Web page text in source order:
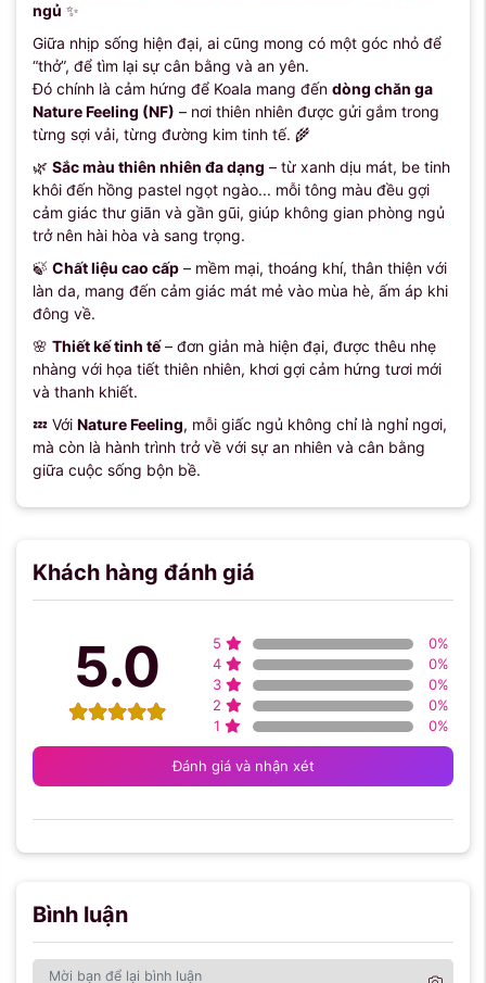
ngủ ✨
Giữa nhịp sống hiện đại, ai cũng mong có một góc nhỏ để
“thở”, để tìm lại sự cân bằng và an yên.
Đó chính là cảm hứng để Koala mang đến dòng chăn ga
Nature Feeling (NF) – nơi thiên nhiên được gửi gắm trong
từng sợi vải, từng đường kim tinh tế. 🌾
🌿 Sắc màu thiên nhiên đa dạng – từ xanh dịu mát, be tinh
khôi đến hồng pastel ngọt ngào... mỗi tông màu đều gợi
cảm giác thư giãn và gần gũi, giúp không gian phòng ngủ
trở nên hài hòa và sang trọng.
🍃 Chất liệu cao cấp – mềm mại, thoáng khí, thân thiện với
làn da, mang đến cảm giác mát mẻ vào mùa hè, ấm áp khi
đông về.
🌸 Thiết kế tinh tế– đơn giản mà hiện đại, được thêu nhẹ
nhàng với họa tiết thiên nhiên, khơi gợi cảm hứng tươi mới
và thanh khiết.
💤 Với Nature Feeling, mỗi giấc ngủ không chỉ là nghỉ ngơi,
mà còn là hành trình trở về với sự an nhiên và cân bằng
giữa cuộc sống bộn bề.
Khách hàng đánh giá
5.0 5 0%
4
0%
3
0%
2
0%
1
0%
Đánh giá và nhận xét
Bình luận